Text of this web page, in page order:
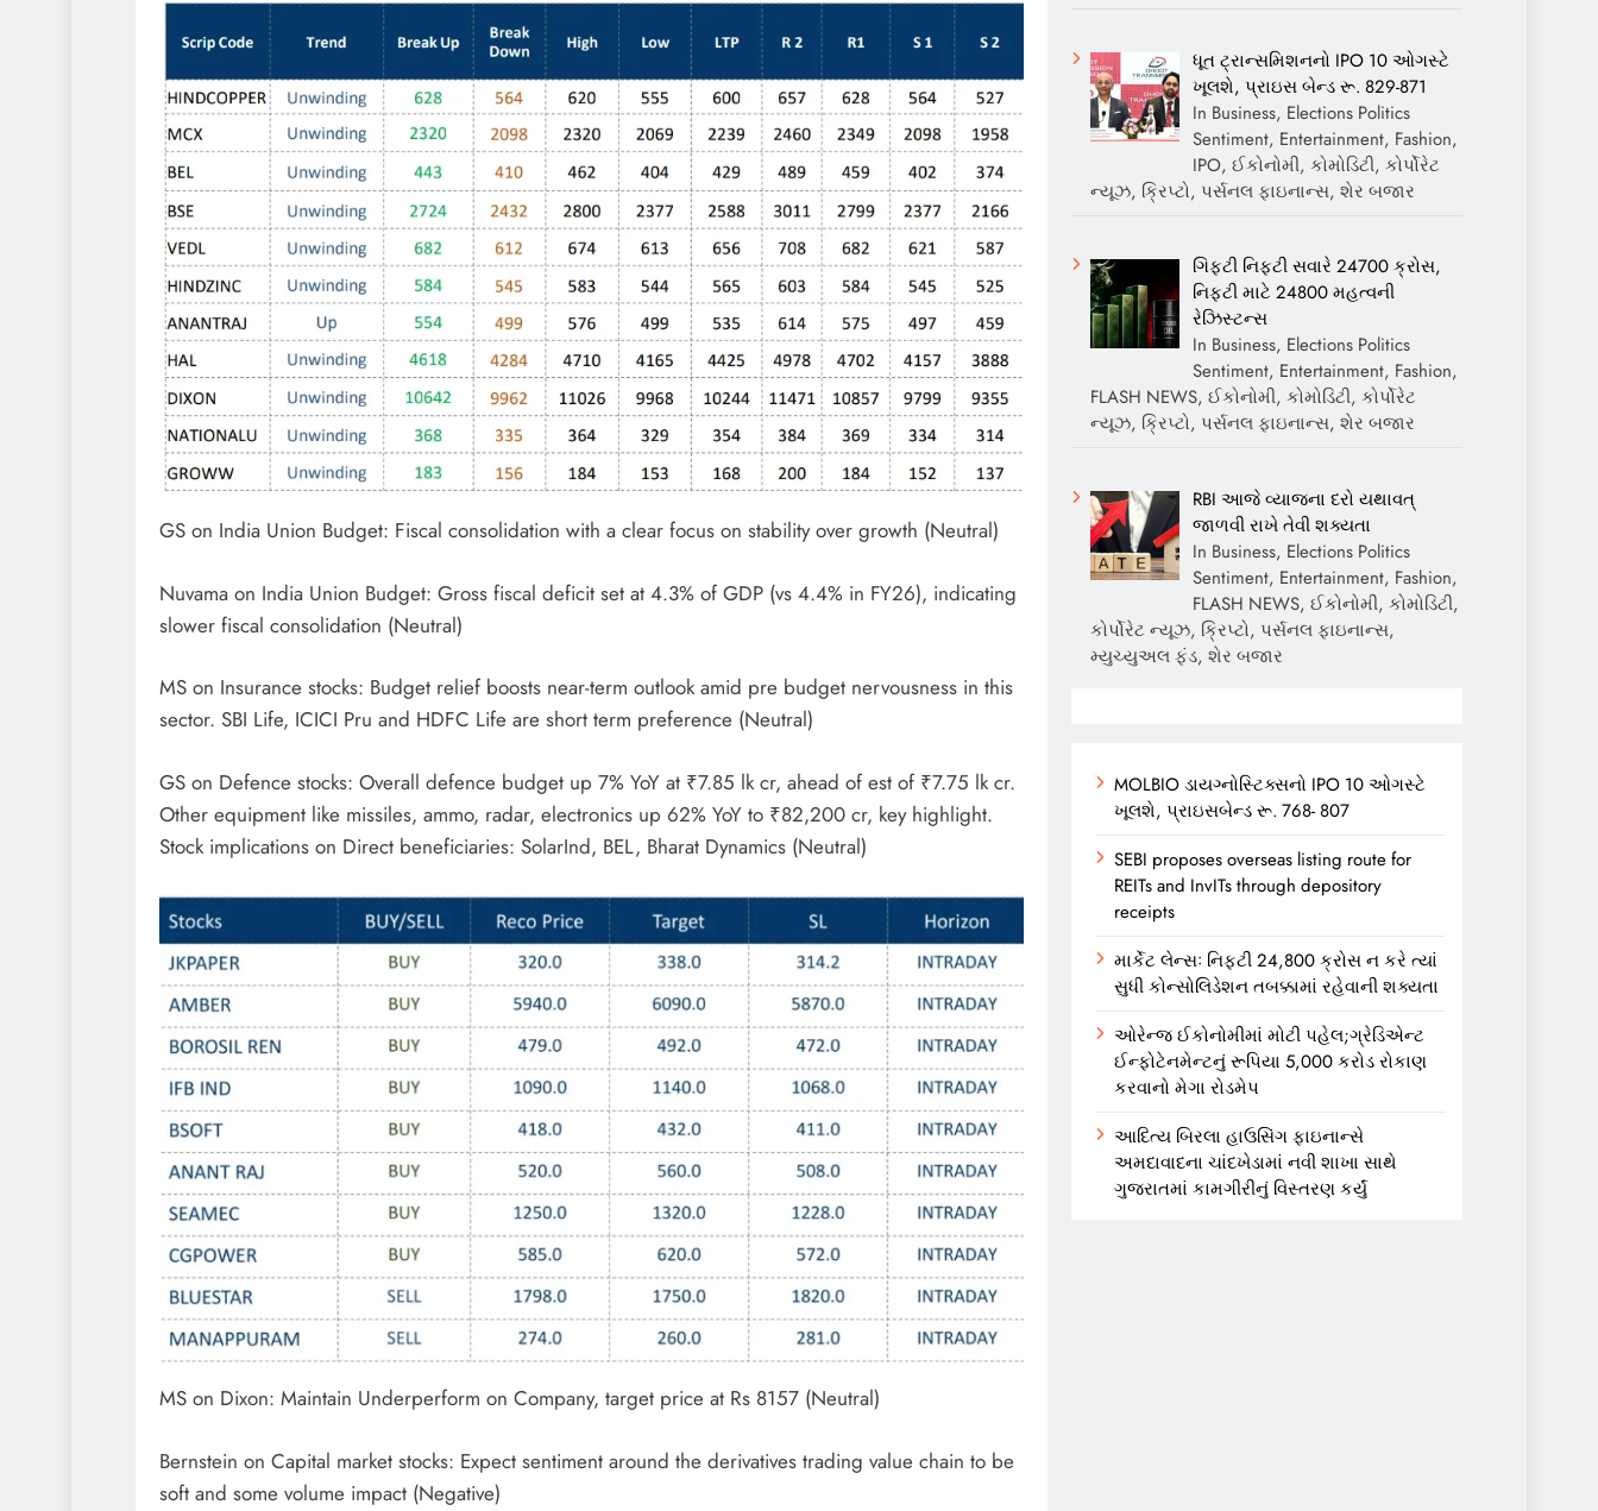
GS on India Union Budget: Fiscal consolidation with a clear focus on stability over growth (Neutral)
Nuvama on India Union Budget: Gross fiscal deficit set at 4.3% of GDP (vs 4.4% in FY26), indicating
slower fiscal consolidation (Neutral)
MS on Insurance stocks: Budget relief boosts near-term outlook amid pre budget nervousness in this
sector. SBI Life, ICICI Pru and HDFC Life are short term preference (Neutral)
GS on Defence stocks: Overall defence budget up 7% YoY at ₹7.85 lk cr, ahead of est of ₹7.75 lk cr.
Other equipment like missiles, ammo, radar, electronics up 62% YoY to ₹82,200 cr, key highlight.
Stock implications on Direct beneficiaries: SolarInd, BEL, Bharat Dynamics (Neutral)
MS on Dixon: Maintain Underperform on Company, target price at Rs 8157 (Neutral)
Bernstein on Capital market stocks: Expect sentiment around the derivatives trading value chain to be
soft and some volume impact (Negative)
ધૂત ટ્રાન્સમિશનનો IPO 10 ઓગસ્ટે
ખૂલશે, પ્રાઇસ બેન્ડ રૂ. 829-871
In Business, Elections Politics
Sentiment, Entertainment, Fashion,
IPO, ઈકોનોમી, કોમોડિટી, કોર્પોરેટ
ન્યૂઝ, ક્રિપ્ટો, પર્સનલ ફાઇનાન્સ, શેર બજાર
ગિફ્ટી નિફ્ટી સવારે 24700 ક્રોસ,
નિફ્ટી માટે 24800 મહત્વની
રેઝિસ્ટન્સ
In Business, Elections Politics
Sentiment, Entertainment, Fashion,
FLASH NEWS, ઈકોનોમી, કોમોડિટી, કોર્પોરેટ
ન્યૂઝ, ક્રિપ્ટો, પર્સનલ ફાઇનાન્સ, શેર બજાર
RBI આજે વ્યાજના દરો યથાવત્
જાળવી રાખે તેવી શક્યતા
In Business, Elections Politics
Sentiment, Entertainment, Fashion,
FLASH NEWS, ઈકોનોમી, કોમોડિટી,
કોર્પોરેટ ન્યૂઝ, ક્રિપ્ટો, પર્સનલ ફાઇનાન્સ,
મ્યુચ્યુઅલ ફંડ, શેર બજાર
MOLBIO ડાયગ્નોસ્ટિક્સનો IPO 10 ઓગસ્ટે
ખૂલશે, પ્રાઇસબેન્ડ રૂ. 768- 807
SEBI proposes overseas listing route for
REITs and InvITs through depository
receipts
માર્કેટ લેન્સઃ નિફ્ટી 24,800 ક્રોસ ન કરે ત્યાં
સુધી કોન્સોલિડેશન તબક્કામાં રહેવાની શક્યતા
ઓરેન્જ ઈકોનોમીમાં મોટી પહેલ;ગ્રેડિએન્ટ
ઈન્ફોટેનમેન્ટનું રૂપિયા 5,000 કરોડ રોકાણ
કરવાનો મેગા રોડમેપ
આદિત્ય બિરલા હાઉસિંગ ફાઇનાન્સે
અમદાવાદના ચાંદખેડામાં નવી શાખા સાથે
ગુજરાતમાં કામગીરીનું વિસ્તરણ કર્યું